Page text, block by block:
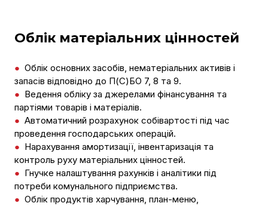
Облік матеріальних цінностей
● Облік основних засобів, нематеріальних активів і
запасів відповідно до П(С)БО 7, 8 та 9.
● Ведення обліку за джерелами фінансування та
партіями товарів і матеріалів.
● Автоматичний розрахунок собівартості під час
проведення господарських операцій.
● Нарахування амортизації, інвентаризація та
контроль руху матеріальних цінностей.
● Гнучке налаштування рахунків і аналітики під
потреби комунального підприємства.
● Облік продуктів харчування, план-меню,